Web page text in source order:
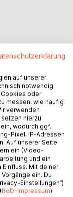
in große
und einsam
und Finn
Flupsi auf
nach Grönland.
mit dem
auf unserer
notwendig.
oder
messen, wie häufig
verwenden
hierzu
wodurch ggf.
Pixel, IP-Adressen
Auf unserer Seite
ein (Video-
und ein
Mit deiner
ein. Du
Einstellungen“)
BoD-Impressum)